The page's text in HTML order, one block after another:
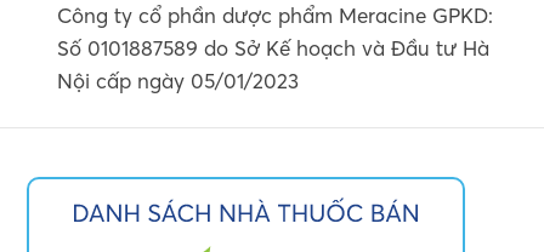
Công ty cổ phần dược phẩm Meracine GPKD:
Số 0101887589 do Sở Kế hoạch và Đầu tư Hà
Nội cấp ngày 05/01/2023